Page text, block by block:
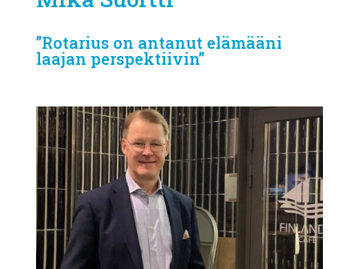
”Rotarius on antanut elämääni
laajan perspektiivin”